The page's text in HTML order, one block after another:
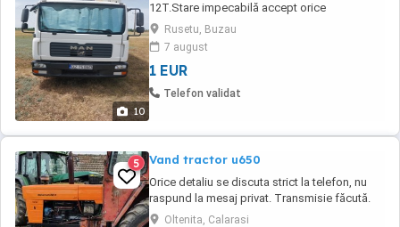
10
12T.Stare impecabilă accept orice
test.Mașina este dotată cu lift hidraulic de
2,5m cel mai mare din gamă(ideal pentru cort
extracție),perne de aer,cameră
marșarier,cubul este izoterm din panou
sendvici de 7cm,ușă și geam termopan.
Rusetu, Buzau
7 august
1 EUR
Telefon validat
5 Vand tractor u650
Orice detaliu se discuta strict la telefon, nu
raspund la mesaj privat. Transmisie făcută.
Oltenita, Calarasi